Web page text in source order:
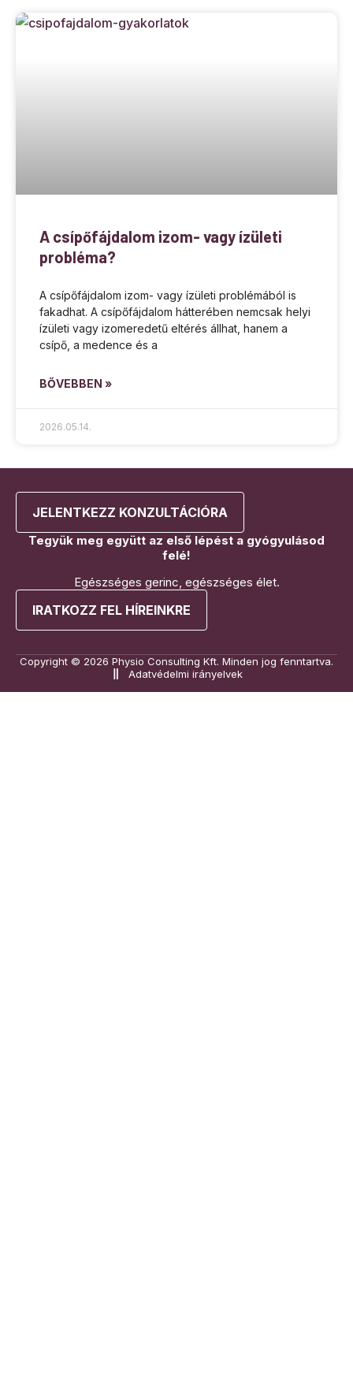
A csípőfájdalom izom- vagy ízületi
probléma?
A csípőfájdalom izom- vagy ízületi problémából is
fakadhat. A csípőfájdalom hátterében nemcsak helyi
ízületi vagy izomeredetű eltérés állhat, hanem a
csípő, a medence és a
BŐVEBBEN »
2026.05.14.
JELENTKEZZ KONZULTÁCIÓRA
Tegyük meg együtt az első lépést a gyógyulásod
felé!
Egészséges gerinc, egészséges élet.
IRATKOZZ FEL HÍREINKRE
Copyright © 2026 Physio Consulting Kft. Minden jog fenntartva.
Adatvédelmi irányelvek